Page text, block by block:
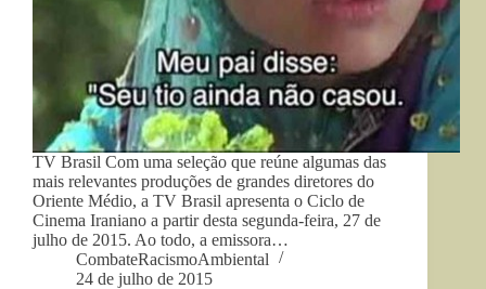
TV Brasil Com uma seleção que reúne algumas das
mais relevantes produções de grandes diretores do
Oriente Médio, a TV Brasil apresenta o Ciclo de
Cinema Iraniano a partir desta segunda-feira, 27 de
julho de 2015. Ao todo, a emissora…
CombateRacismoAmbiental
24 de julho de 2015